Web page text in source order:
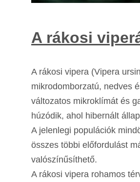
A rákosi
A rákosi vipera (Vipera
mikrodomborzatú, nedves
változatos mikroklímát és
húzódik, ahol hibernált
A jelenlegi populációk
összes többi előfordulást
valószínűsíthető.
A rákosi vipera rohamos